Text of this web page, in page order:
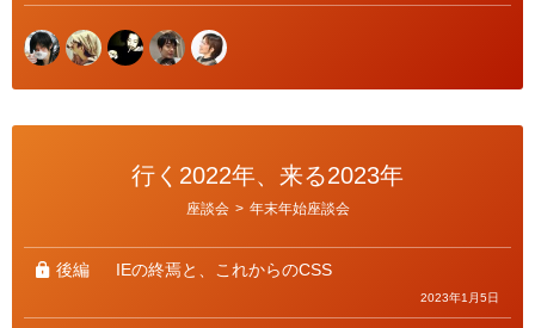
行く2022年、来る2023年
リ
ー
座談会 > 年末年始座談会
後編 IEの終焉と、これからのCSS
2023年1月5日